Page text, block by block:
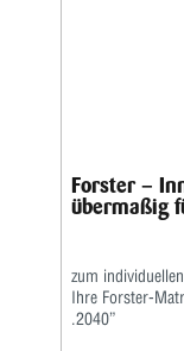
Forster –
übermaßig
zum
Ihre Forster-
.2040”